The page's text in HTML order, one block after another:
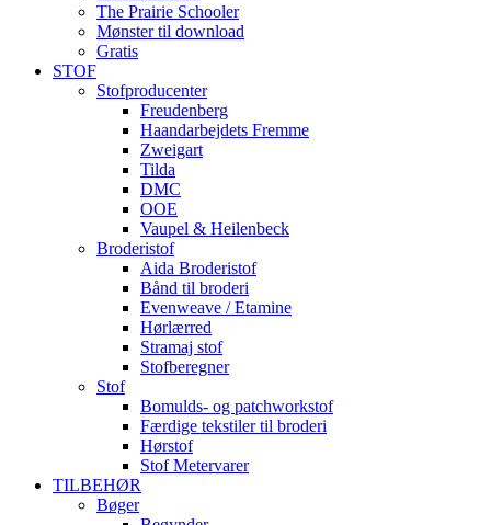
The Prairie Schooler
Mønster til download
Gratis
STOF
Stofproducenter
Freudenberg
Haandarbejdets Fremme
Zweigart
Tilda
DMC
OOE
Vaupel & Heilenbeck
Broderistof
Aida Broderistof
Bånd til broderi
Evenweave / Etamine
Hørlærred
Stramaj stof
Stofberegner
Stof
Bomulds- og patchworkstof
Færdige tekstiler til broderi
Hørstof
Stof Metervarer
TILBEHØR
Bøger